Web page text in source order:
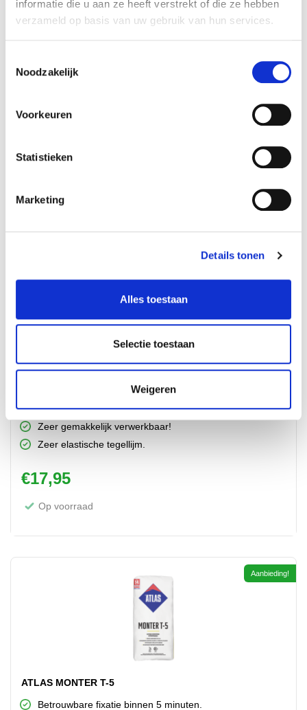
informatie die u aan ze heeft verstrekt of die ze hebben
verzameld op basis van uw gebruik van hun services.
Noodzakelijk
Voorkeuren
Statistieken
Marketing
Details tonen
Alles toestaan
Selectie toestaan
Weigeren
Atlas ATUT (C1T 2-10 mm) 25kg standaard tegellijm
Geschikt voor Vloer en Wand binnen huis.
Atlas Elastyk (C2TE 2-10 mm) 25kg zeer elastische
Zeer gemakkelijk verwerkbaar!
Zeer elastische tegellijm.
€17,95
Op voorraad
Aanbieding!
ATLAS MONTER T-5
Betrouwbare fixatie binnen 5 minuten.